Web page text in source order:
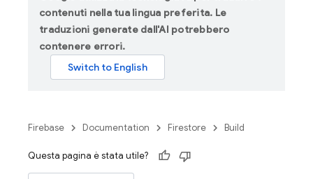
contenuti nella tua lingua preferita. Le
traduzioni generate dall'AI potrebbero
contenere errori.
Firebase Documentation Firestore Build
Questa pagina è stata utile?